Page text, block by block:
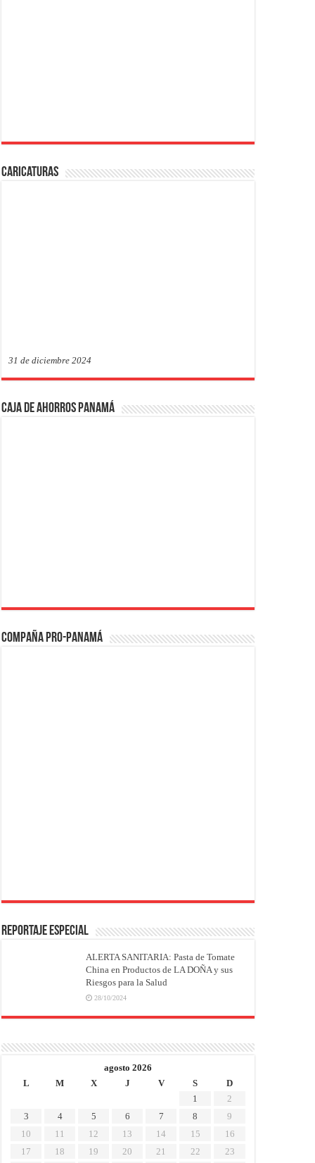
Caricaturas
31 de diciembre 2024
Caja de Ahorros Panamá
Compaña PRO-Panamá
REPORTAJE ESPECIAL
ALERTA SANITARIA: Pasta de Tomate
China en Productos de LA DOÑA y sus
Riesgos para la Salud
28/10/2024
agosto 2026
L
M X J V S
D
1
2
3
4 5 6 7 8
9
10
11 12 13 14 15
16
17
18 19 20 21 22 23